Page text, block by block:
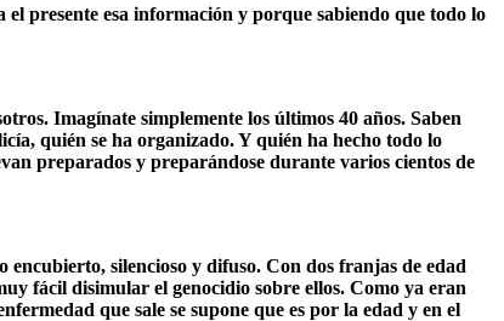
el presente esa información y porque sabiendo que todo lo
Imagínate simplemente los últimos 40 años. Saben
quién se ha organizado. Y quién ha hecho todo lo
preparados y preparándose durante varios cientos de
silencioso y difuso. Con dos franjas de edad
fácil disimular el genocidio sobre ellos. Como ya eran
que sale se supone que es por la edad y en el